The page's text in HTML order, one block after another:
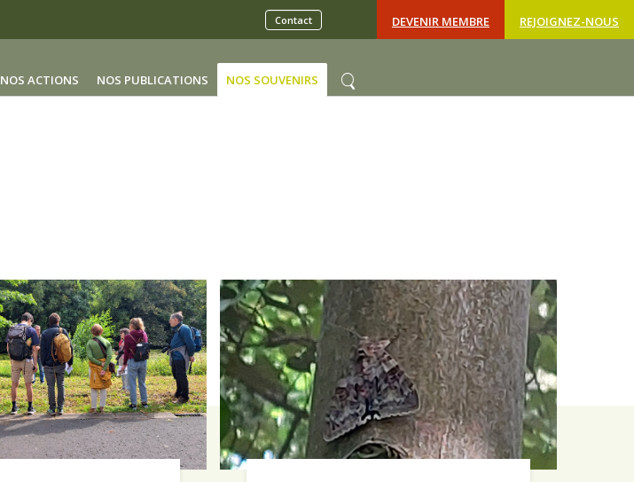
DEVENIR MEMBRE REJOIGNEZ-NOUS
Contact
NOS ACTIONS NOS PUBLICATIONS NOS SOUVENIRS